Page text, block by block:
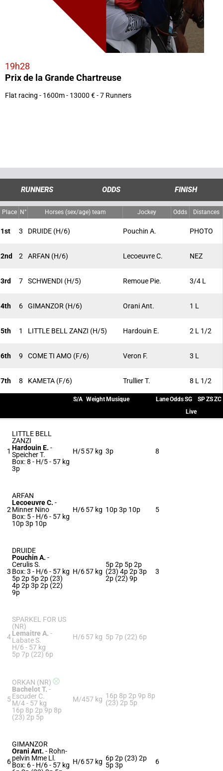
19h28
Prix de la Grande Chartreuse
Flat racing - 1600m - 13000 € - 7 Runners
RUNNERS ODDS FINISH
Place N° Horses (sex/age) team Jockey Odds Distances
1st 3 DRUIDE (H/6) Pouchin A. PHOTO
2nd 2 ARFAN (H/6) Lecoeuvre C. NEZ
3rd 7 SCHWENDI (H/5) Remoue Pie. 3/4 L
4th 6 GIMANZOR (H/6) Orani Ant. 1 L
5th 1 LITTLE BELL ZANZI (H/5) Hardouin E. 2 L 1/2
6th 9 COME TI AMO (F/6) Veron F. 3 L
7th 8 KAMETA (F/6) Trullier T. 8 L 1/2
S/A Weight Musique LaneOddsSG SPZSZC
Live
1
LITTLE BELL
ZANZI
Hardouin E. -
Speicher T.
Box: 8 - H/5 - 57 kg
3p
H/557 kg 3p 8
2
ARFAN
Lecoeuvre C. -
Minner Nino
Box: 5 - H/6 - 57 kg
10p 3p 10p
H/657 kg 10p 3p 10p 5
3
DRUIDE
Pouchin A. -
Cerulis S.
Box: 3 - H/6 - 57 kg
5p 2p 5p 2p (23)
4p 2p 3p 2p (22)
9p
H/657 kg
5p 2p 5p 2p
(23) 4p 2p 3p
2p (22) 9p
3
4
SPARKEL FOR US
(NR)
Lemaitre A. -
Labate S.
H/6 - 57 kg
5p 7p (22) 6p
H/6 57 kg 5p 7p (22) 6p
5
ORKAN (NR)
Bachelot T. -
Escuder C.
M/4 - 57 kg
16p 8p 2p 9p 8p
(23) 2p 5p
M/457 kg 16p 8p 2p 9p 8p
(23) 2p 5p
6
GIMANZOR
Orani Ant. - Rohn-
pelvin Mme Ll.
Box: 6 - H/6 - 57 kg H/657 kg 6p 2p (23) 2p
5p 3p
6